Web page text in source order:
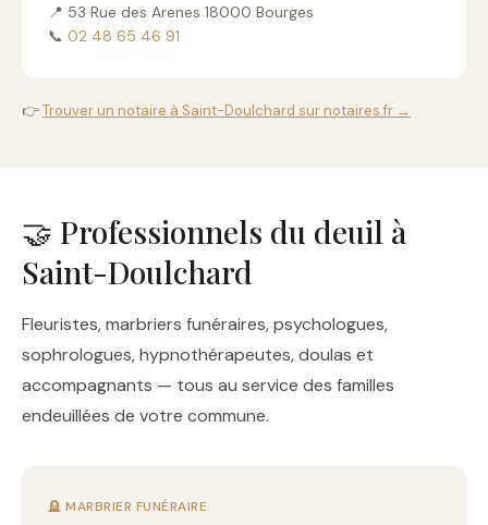
📍 53 Rue des Arenes 18000 Bourges
📞 02 48 65 46 91
👉Trouver un notaire à Saint-Doulchard sur notaires.fr →
🤝 Professionnels du deuil à
Saint-Doulchard
Fleuristes, marbriers funéraires, psychologues,
sophrologues, hypnothérapeutes, doulas et
accompagnants — tous au service des familles
endeuillées de votre commune.
🪦 MARBRIER FUNÉRAIRE